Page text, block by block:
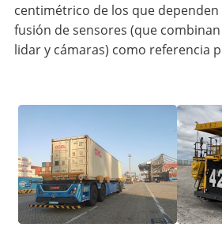
centimétrico de los que
fusión de sensores (que combinan
lidar y cámaras) como referencia